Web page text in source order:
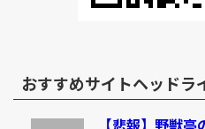
おすすめサイトヘッドラ
【悲報】野獣